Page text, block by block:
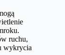
ruchu,
wykrycia